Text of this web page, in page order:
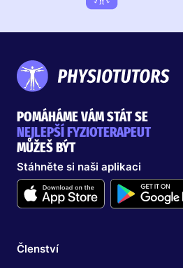
POMÁHÁME VÁM STÁT SE
NEJLEPŠÍ FYZIOTERAPEUT
MŮŽEŠ BÝT
Stáhněte si naši aplikaci
Členství